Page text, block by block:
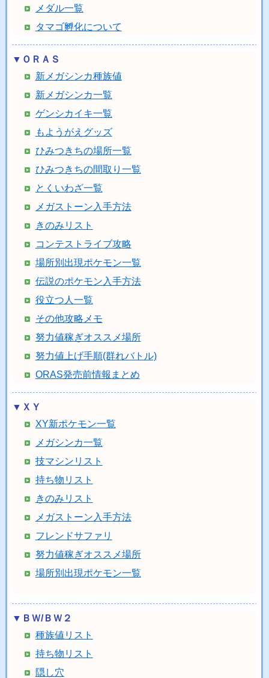
メダル一覧
タマゴ孵化について
▼ＯＲＡＳ
新メガシンカ種族値
新メガシンカ一覧
ゲンシカイキ一覧
もようがえグッズ
ひみつきちの場所一覧
ひみつきちの間取り一覧
とくいわざ一覧
メガストーン入手方法
きのみリスト
コンテストライブ攻略
場所別出現ポケモン一覧
伝説のポケモン入手方法
役立つ人一覧
その他攻略メモ
努力値稼ぎオススメ場所
努力値上げ手順(群れバトル)
ORAS発売前情報まとめ
▼ＸＹ
XY新ポケモン一覧
メガシンカ一覧
技マシンリスト
持ち物リスト
きのみリスト
メガストーン入手方法
フレンドサファリ
努力値稼ぎオススメ場所
場所別出現ポケモン一覧
▼ＢＷ/ＢＷ２
種族値リスト
持ち物リスト
隠し穴